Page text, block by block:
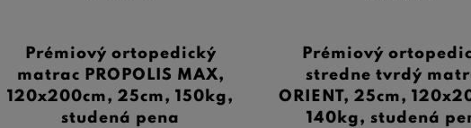
Prémiový ortopedický
matrac PROPOLIS MAX,
120x200cm, 25cm, 150kg,
studená pena
Prémiový
stredne tvrdý
ORIENT, 25cm,
140kg, studená